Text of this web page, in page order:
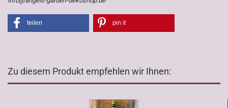
teilen pin it
Zu diesem Produkt empfehlen wir Ihnen: